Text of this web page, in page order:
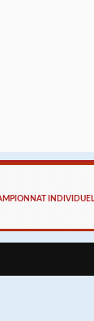
INDIVIDUEL